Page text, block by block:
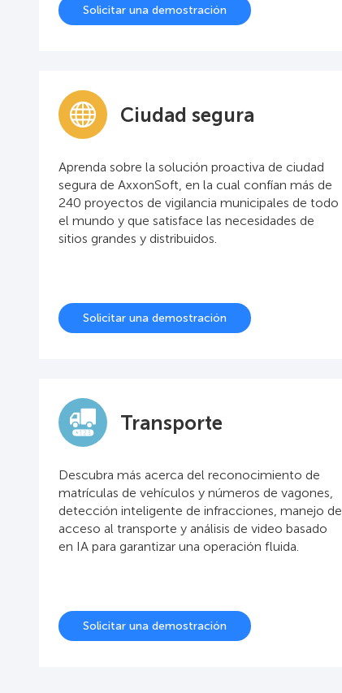
Solicitar una demostración
Ciudad segura
Aprenda sobre la solución proactiva de ciudad
segura de AxxonSoft, en la cual confían más de
240 proyectos de vigilancia municipales de todo
el mundo y que satisface las necesidades de
sitios grandes y distribuidos.
Solicitar una demostración
Transporte
Descubra más acerca del reconocimiento de
matrículas de vehículos y números de vagones,
detección inteligente de infracciones, manejo de
acceso al transporte y análisis de video basado
en IA para garantizar una operación fluida.
Solicitar una demostración